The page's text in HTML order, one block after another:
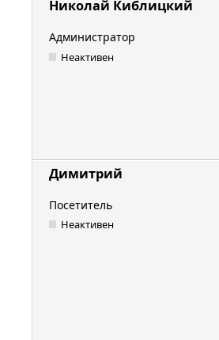
Николай Киблицкий
Администратор
Неактивен
Димитрий
Посетитель
Неактивен